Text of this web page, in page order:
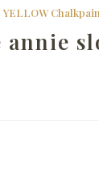
YELLOW